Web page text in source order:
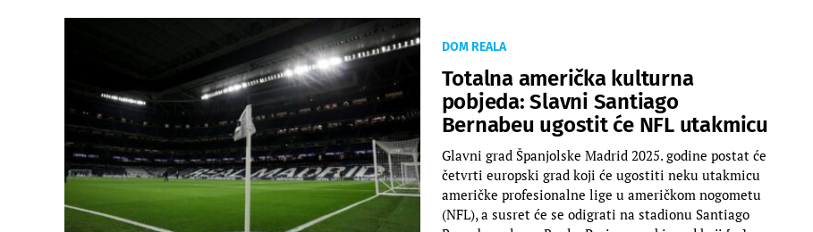
DOM REALA
Totalna američka kulturna
pobjeda: Slavni Santiago
Bernabeu ugostit će NFL utakmicu
Glavni grad Španjolske Madrid 2025. godine postat će
četvrti europski grad koji će ugostiti neku utakmicu
američke profesionalne lige u američkom nogometu
(NFL), a susret će se odigrati na stadionu Santiago